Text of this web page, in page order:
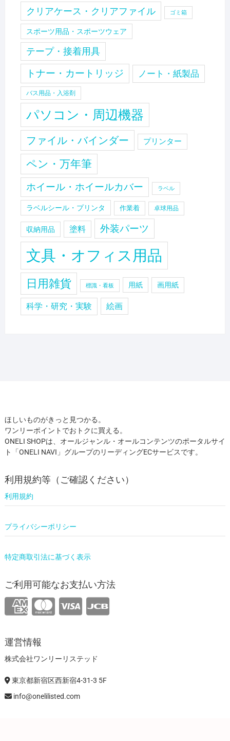
クリアケース・クリアファイル ゴミ箱
スポーツ用品・スポーツウェア
テープ・接着用具
トナー・カートリッジ ノート・紙製品
バス用品・入浴剤
パソコン・周辺機器
ファイル・バインダー プリンター
ペン・万年筆
ホイール・ホイールカバー ラベル
ラベルシール・プリンタ 作業着 卓球用品
収納用品 塗料 外装パーツ
文具・オフィス用品
日用雑貨 標識・看板 用紙 画用紙
科学・研究・実験 絵画
ほしいものがきっと見つかる。
ワンリーポイントでおトクに買える。
ONELI SHOPは、オールジャンル・オールコンテンツのポータルサイ
ト「ONELI NAVI」グループのリーディングECサービスです。
利用規約等（ご確認ください）
利用規約
プライバシーポリシー
特定商取引法に基づく表示
ご利用可能なお支払い方法
運営情報
株式会社ワンリーリステッド
東京都新宿区西新宿4-31-3 5F
info@onelilisted.com